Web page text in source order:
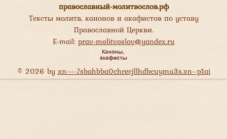
православный-молитвослов.рф
Тексты молитв, канонов и акафистов по уставу
Православной Церкви.
E-mail:prav-molitvoslov@yandex.ru
© 2026 byxn----7sbahbba0chrecjllhdbcuymu3s.xn--p1ai